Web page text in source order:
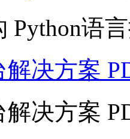
Python语
决方案
决方案